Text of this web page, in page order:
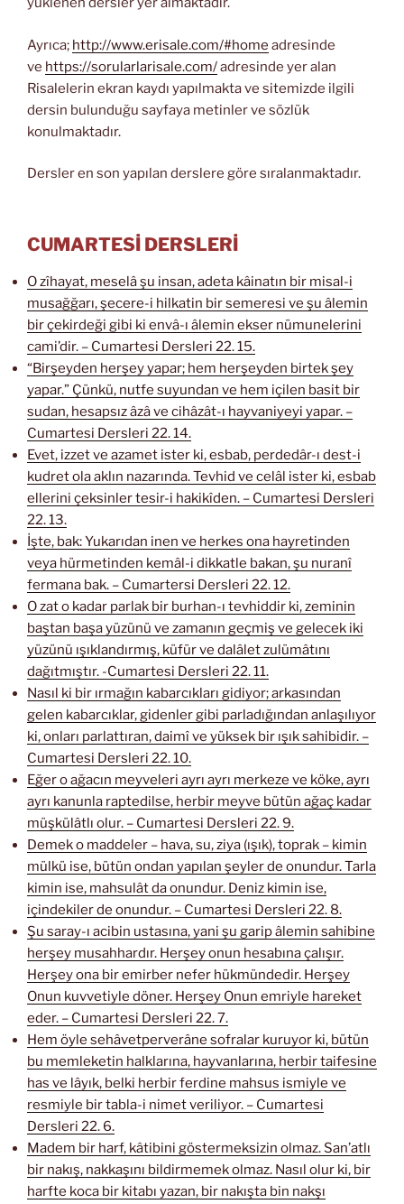
Ayrıca; http://www.erisale.com/#home adresinde
ve https://sorularlarisale.com/adresinde yer alan
Risalelerin ekran kaydı yapılmakta ve sitemizde ilgili
dersin bulunduğu sayfaya metinler ve sözlük
konulmaktadır.
Dersler en son yapılan derslere göre sıralanmaktadır.
CUMARTESİ DERSLERİ
O zîhayat, meselâ şu insan, adeta kâinatın bir misal-i
musağğarı, şecere-i hilkatin bir semeresi ve şu âlemin
bir çekirdeği gibi ki envâ-ı âlemin ekser nümunelerini
cami’dir. – Cumartesi Dersleri 22. 15.
“Birşeyden herşey yapar; hem herşeyden birtek şey
yapar.” Çünkü, nutfe suyundan ve hem içilen basit bir
sudan, hesapsız âzâ ve cihâzât-ı hayvaniyeyi yapar. –
Cumartesi Dersleri 22. 14.
Evet, izzet ve azamet ister ki, esbab, perdedâr-ı dest-i
kudret ola aklın nazarında. Tevhid ve celâl ister ki, esbab
ellerini çeksinler tesir-i hakikîden. – Cumartesi Dersleri
22. 13.
İşte, bak: Yukarıdan inen ve herkes ona hayretinden
veya hürmetinden kemâl-i dikkatle bakan, şu nuranî
fermana bak. – Cumartersi Dersleri 22. 12.
O zat o kadar parlak bir burhan-ı tevhiddir ki, zeminin
baştan başa yüzünü ve zamanın geçmiş ve gelecek iki
yüzünü ışıklandırmış, küfür ve dalâlet zulümâtını
dağıtmıştır. -Cumartesi Dersleri 22. 11.
Nasıl ki bir ırmağın kabarcıkları gidiyor; arkasından
gelen kabarcıklar, gidenler gibi parladığından anlaşılıyor
ki, onları parlattıran, daimî ve yüksek bir ışık sahibidir. –
Cumartesi Dersleri 22. 10.
Eğer o ağacın meyveleri ayrı ayrı merkeze ve köke, ayrı
ayrı kanunla raptedilse, herbir meyve bütün ağaç kadar
müşkülâtlı olur. – Cumartesi Dersleri 22. 9.
Demek o maddeler – hava, su, ziya (ışık), toprak – kimin
mülkü ise, bütün ondan yapılan şeyler de onundur. Tarla
kimin ise, mahsulât da onundur. Deniz kimin ise,
içindekiler de onundur. – Cumartesi Dersleri 22. 8.
Şu saray-ı acibin ustasına, yani şu garip âlemin sahibine
herşey musahhardır. Herşey onun hesabına çalışır.
Herşey ona bir emirber nefer hükmündedir. Herşey
Onun kuvvetiyle döner. Herşey Onun emriyle hareket
eder. – Cumartesi Dersleri 22. 7.
Hem öyle sehâvetperverâne sofralar kuruyor ki, bütün
bu memleketin halklarına, hayvanlarına, herbir taifesine
has ve lâyık, belki herbir ferdine mahsus ismiyle ve
resmiyle bir tabla-i nimet veriliyor. – Cumartesi
Dersleri 22. 6.
Madem bir harf, kâtibini göstermeksizin olmaz. San’atlı
bir nakış, nakkaşını bildirmemek olmaz. Nasıl olur ki, bir
harfte koca bir kitabı yazan, bir nakışta bin nakşı